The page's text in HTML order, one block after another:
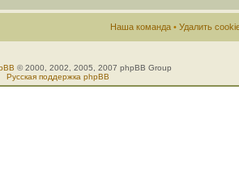
Наша команда • Удалить
© 2000, 2002, 2005, 2007 phpBB Group
Русская поддержка phpBB